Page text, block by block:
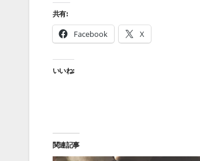
共有:
Facebook X
いいね:
関連記事